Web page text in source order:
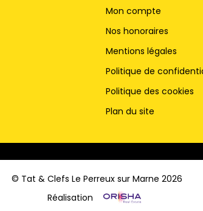
Mon compte
Nos honoraires
Mentions légales
Politique de
Politique des cookies
Plan du site
© Tat & Clefs Le Perreux sur Marne 2026
Réalisation